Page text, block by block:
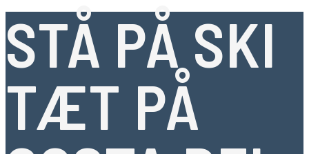
STÅ PÅ SKI
TÆT PÅ